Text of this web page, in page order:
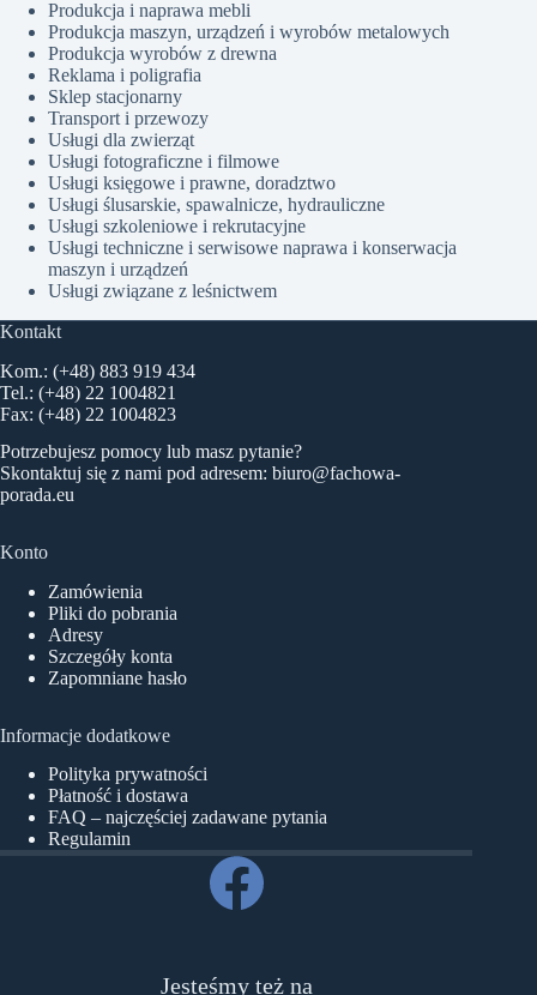
Produkcja i naprawa mebli
Produkcja maszyn, urządzeń i wyrobów metalowych
Produkcja wyrobów z drewna
Reklama i poligrafia
Sklep stacjonarny
Transport i przewozy
Usługi dla zwierząt
Usługi fotograficzne i filmowe
Usługi księgowe i prawne, doradztwo
Usługi ślusarskie, spawalnicze, hydrauliczne
Usługi szkoleniowe i rekrutacyjne
Usługi techniczne i serwisowe naprawa i konserwacja
maszyn i urządzeń
Usługi związane z leśnictwem
Kontakt
Kom.: (+48) 883 919 434
Tel.: (+48) 22 1004821
Fax: (+48) 22 1004823
Potrzebujesz pomocy lub masz pytanie?
Skontaktuj się z nami pod adresem: biuro@fachowa-
porada.eu
Konto
Zamówienia
Pliki do pobrania
Adresy
Szczegóły konta
Zapomniane hasło
Informacje dodatkowe
Polityka prywatności
Płatność i dostawa
FAQ – najczęściej zadawane pytania
Regulamin
Jesteśmy też na